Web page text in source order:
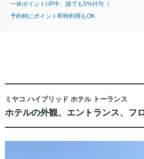
一休ポイントUP中、誰でも5%付与 ！
予約時にポイント即時利用もOK
ミヤコ ハイブリッド ホテル トーランス
ホテルの外観、エントランス、フ